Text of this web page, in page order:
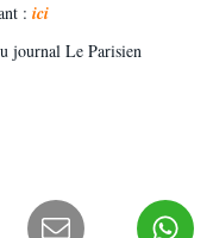
: ici
journal Le Parisien